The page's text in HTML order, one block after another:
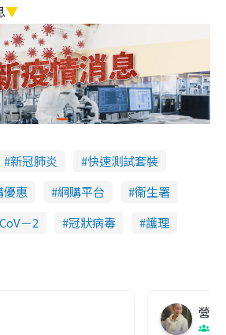
▼
新冠肺炎
快速測試套裝
優惠 網購平台
衞生署
－2 冠狀病毒 護理
營養